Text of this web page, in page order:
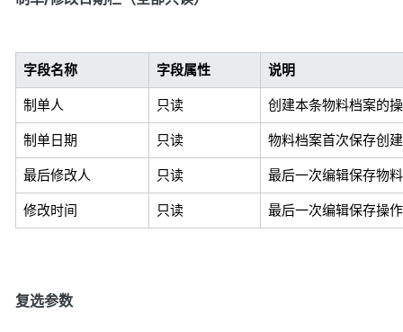
字段名称 字段属性 说明
制单人 只读 创建本条物料档案的
制单日期 只读 物料档案首次保存创
最后修改人 只读 最后一次编辑保存物
修改时间 只读 最后一次编辑保存操
复选参数